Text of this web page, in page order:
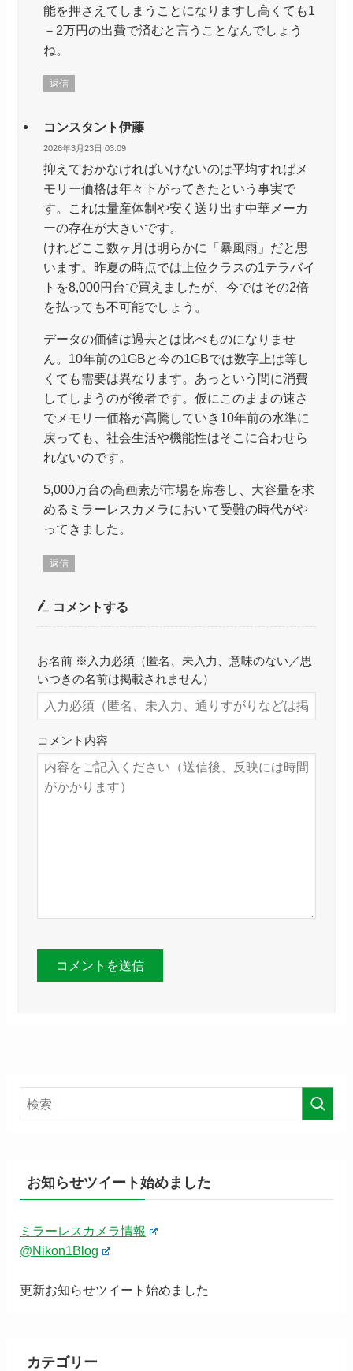
能を押さえてしまうことになりますし高くても1
－2万円の出費で済むと言うことなんでしょう
ね。
返信
コンスタント伊藤
2026年3月23日 03:09
抑えておかなければいけないのは平均すればメ
モリー価格は年々下がってきたという事実で
す。これは量産体制や安く送り出す中華メーカ
ーの存在が大きいです。
けれどここ数ヶ月は明らかに「暴風雨」だと思
います。昨夏の時点では上位クラスの1テラバイ
トを8,000円台で買えましたが、今ではその2倍
を払っても不可能でしょう。
データの価値は過去とは比べものになりませ
ん。10年前の1GBと今の1GBでは数字上は等し
くても需要は異なります。あっという間に消費
してしまうのが後者です。仮にこのままの速さ
でメモリー価格が高騰していき10年前の水準に
戻っても、社会生活や機能性はそこに合わせら
れないのです。
5,000万台の高画素が市場を席巻し、大容量を求
めるミラーレスカメラにおいて受難の時代がや
ってきました。
返信
コメントする
お名前 ※入力必須（匿名、未入力、意味のない／思
いつきの名前は掲載されません）
コメント内容
お知らせツイート始めました
ミラーレスカメラ情報
@Nikon1Blog
更新お知らせツイート始めました
カテゴリー